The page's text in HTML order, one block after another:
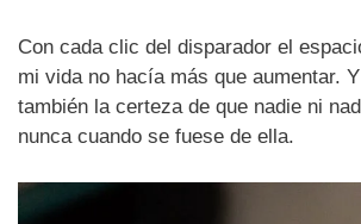
Con cada clic del disparador el
mi vida no hacía más que aumentar.
también la certeza de que nadie ni
nunca cuando se fuese de ella.